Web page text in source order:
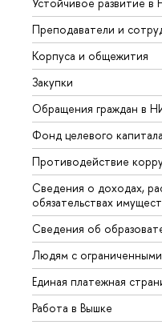
Преподаватели и
Корпуса и общежития
Закупки
Обращения граждан в
Фонд целевого капитала
Противодействие
Сведения о доходах,
обязательствах
Сведения об
Людям с
Единая платежная
Работа в Вышке